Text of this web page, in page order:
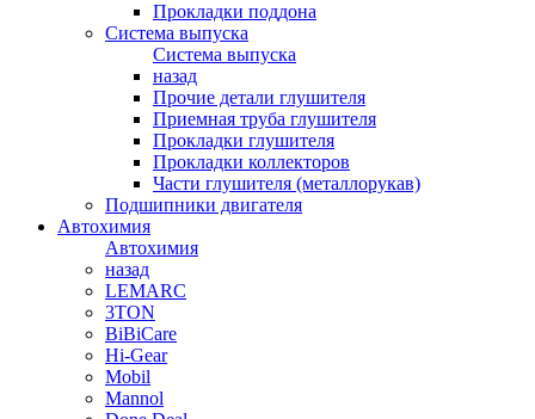
Прокладки поддона
Система выпуска
Система выпуска
назад
Прочие детали глушителя
Приемная труба глушителя
Прокладки глушителя
Прокладки коллекторов
Части глушителя (металлорукав)
Подшипники двигателя
Автохимия
Автохимия
назад
LEMARC
3TON
BiBiCare
Hi-Gear
Mobil
Mannol